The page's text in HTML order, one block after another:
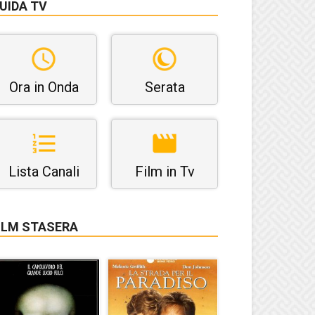
TV
Ora in Onda Serata
Lista Canali Film in Tv
STASERA